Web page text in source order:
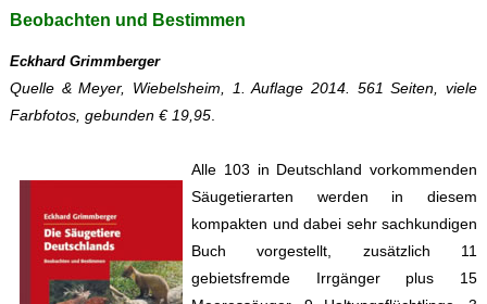
Beobachten und Bestimmen
Eckhard Grimmberger
Quelle & Meyer, Wiebelsheim, 1. Auflage 2014. 561 Seiten, viele
Farbfotos, gebunden € 19,95.
Alle 103 in Deutschland vorkommenden
Säugetierarten werden in diesem
kompakten und dabei sehr sachkundigen
Buch vorgestellt, zusätzlich 11
gebietsfremde Irrgänger plus 15